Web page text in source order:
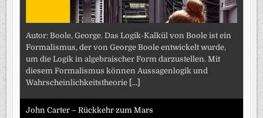
Autor: Boole, George. Das Logik-Kalkül von Boole ist ein
Formalismus, der von George Boole entwickelt wurde,
um die Logik in algebraischer Form darzustellen. Mit
diesem Formalismus können Aussagenlogik und
Wahrscheinlichkeitstheorie [...]
John Carter – Rückkehr zum Mars